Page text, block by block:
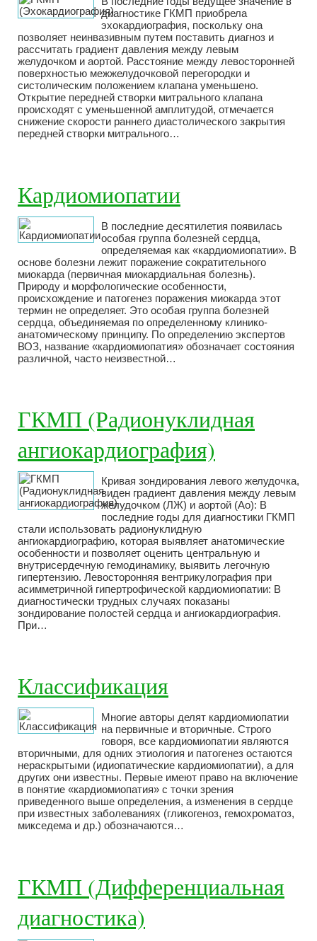
диагностике ГКМП приобрела
эхокардиография, поскольку она
позволяет неинвазивным путем поставить диагноз и
рассчитать градиент давления между левым
желудочком и аортой. Расстояние между левосторонней
поверхностью межжелудочковой перегородки и
систолическим положением клапана уменьшено.
Открытие передней створки митрального клапана
происходят с уменьшенной амплитудой, отмечается
снижение скорости раннего диастолического закрытия
передней створки митрального…
Кардиомиопатии
В последние десятилетия появилась
особая группа болезней сердца,
определяемая как «кардиомиопатии». В
основе болезни лежит поражение сократительного
миокарда (первичная миокардиальная болезнь).
Природу и морфологические особенности,
происхождение и патогенез поражения миокарда этот
термин не определяет. Это особая группа болезней
сердца, объединяемая по определенному клинико-
анатомическому принципу. По определению экспертов
ВОЗ, название «кардиомиопатия» обозначает состояния
различной, часто неизвестной…
ГКМП (Радионуклидная
ангиокардиография)
Кривая зондирования левого желудочка,
виден градиент давления между левым
желудочком (ЛЖ) и аортой (Ао): В
последние годы для диагностики ГКМП
стали использовать радионуклидную
ангиокардиографию, которая выявляет анатомические
особенности и позволяет оценить центральную и
внутрисердечную гемодинамику, выявить легочную
гипертензию. Левосторонняя вентрикулография при
асимметричной гипертрофической кардиомиопатии: В
диагностически трудных случаях показаны
зондирование полостей сердца и ангиокардиография.
При…
Классификация
Многие авторы делят кардиомиопатии
на первичные и вторичные. Строго
говоря, все кардиомиопатии являются
вторичными, для одних этиология и патогенез остаются
нераскрытыми (идиопатические кардиомиопатии), а для
других они известны. Первые имеют право на включение
в понятие «кардиомиопатия» с точки зрения
приведенного выше определения, а изменения в сердце
при известных заболеваниях (гликогеноз, гемохроматоз,
микседема и др.) обозначаются…
ГКМП (Дифференциальная
диагностика)